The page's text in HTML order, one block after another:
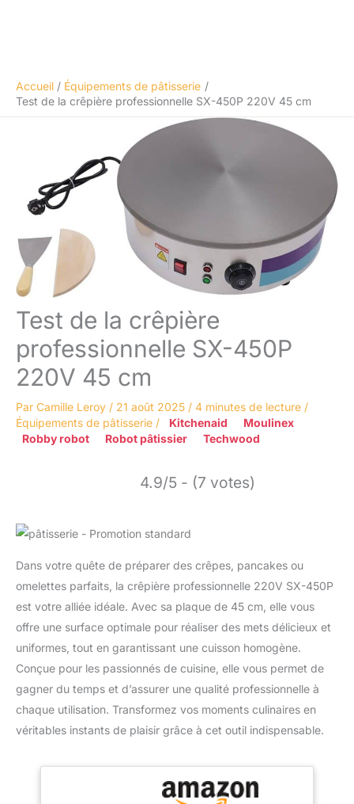
Accueil
Équipements de pâtisserie
Test de la crêpière professionnelle SX-450P 220V 45 cm
Test de la crêpière
professionnelle SX-450P
220V 45 cm
Par Camille Leroy / 21 août 2025 / 4 minutes de lecture /
Équipements de pâtisserie / Kitchenaid
Moulinex
Robby robot
Robot pâtissier Techwood
4.9/5 - (7 votes)
Dans votre quête de préparer des crêpes, pancakes ou
omelettes parfaits, la crêpière professionnelle 220V SX-450P
est votre alliée idéale. Avec sa plaque de 45 cm, elle vous
offre une surface optimale pour réaliser des mets délicieux et
uniformes, tout en garantissant une cuisson homogène.
Conçue pour les passionnés de cuisine, elle vous permet de
gagner du temps et d’assurer une qualité professionnelle à
chaque utilisation. Transformez vos moments culinaires en
véritables instants de plaisir grâce à cet outil indispensable.